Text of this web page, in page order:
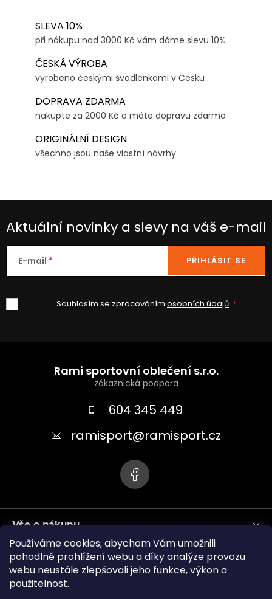
Používáme cookies, abychom Vám umožnili
pohodlné prohlížení webu a díky analýze provozu
webu neustále zlepšovali jeho funkce, výkon a
použitelnost.
SLEVA 10%
při nákupu nad 3000 Kč vám dáme slevu 10%
ČESKÁ VÝROBA
vyrobeno českými švadlenkami v Česku
DOPRAVA ZDARMA
nakupte za 2000 Kč a máte dopravu zdarma
ORIGINÁLNÍ DESIGN
všechno jsou naše vlastní návrhy
Aktuální novinky a slevy na váš e-mail
E-mail
Souhlasím se zpracováním osobních údajů.
PŘIHLÁSIT SE
Rami sportovní oblečení s.r.o.
604 345 449
ramisport@ramisport.cz
Vše o nákupu
Informace pro vás